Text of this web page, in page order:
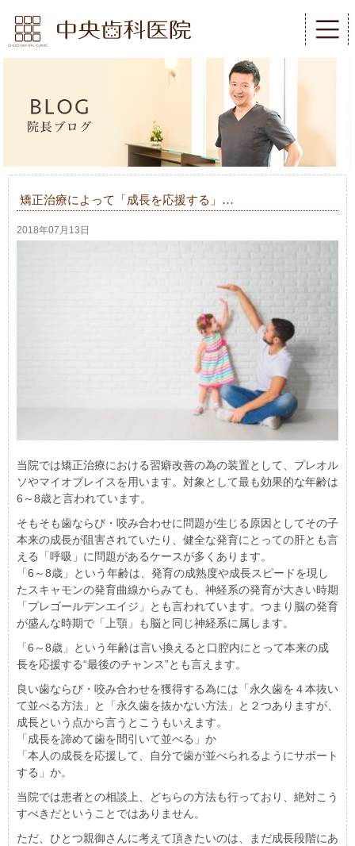
矯正治療によって「成長を応援する」…
2018年07月13日
当院では矯正治療における習癖改善の為の装置として、プレオル
ソやマイオブレイスを用います。対象として最も効果的な年齢は
6～8歳と言われています。
そもそも歯ならび・咬み合わせに問題が生じる原因としてその子
本来の成長が阻害されていたり、健全な発育にとっての肝とも言
える「呼吸」に問題があるケースが多くあります。
「6～8歳」という年齢は、発育の成熟度や成長スピードを現し
たスキャモンの発育曲線からみても、神経系の発育が大きい時期
「プレゴールデンエイジ」とも言われています。つまり脳の発育
が盛んな時期で「上顎」も脳と同じ神経系に属します。
「6～8歳」という年齢は言い換えると口腔内にとって本来の成
長を応援する“最後のチャンス”とも言えます。
良い歯ならび・咬み合わせを獲得する為には「永久歯を４本抜い
て並べる方法」と「永久歯を抜かない方法」と２つありますが、
成長という点から言うとこうもいえます。
「成長を諦めて歯を間引いて並べる」か
「本人の成長を応援して、自分で歯が並べられるようにサポート
する」か。
当院では患者との相談上、どちらの方法も行っており、絶対こう
すべきだということではありません。
ただ、ひとつ親御さんに考えて頂きたいのは、まだ成長段階にあ